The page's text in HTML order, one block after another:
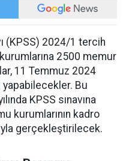
(KPSS) 2024/1 tercih
2500 memur
11 Temmuz 2024
Bu
KPSS sınavına
kurumlarının kadro
gerçekleştirilecek.